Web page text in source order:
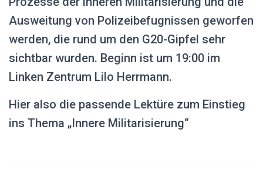
Ausweitung von Polizeibefugnissen geworfen
werden, die rund um den G20-Gipfel sehr
sichtbar wurden. Beginn ist um 19:00 im
Linken Zentrum Lilo Herrmann.
Hier also die passende Lektüre zum Einstieg
ins Thema „Innere Militarisierung“